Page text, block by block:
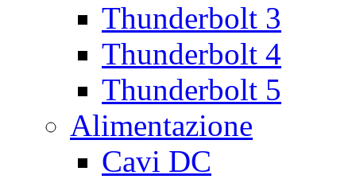
Thunderbolt 3
Thunderbolt 4
Thunderbolt 5
Alimentazione
Cavi DC